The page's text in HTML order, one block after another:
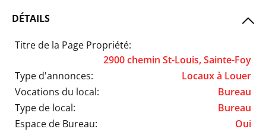
DÉTAILS
Titre de la Page Propriété:
2900 chemin St-Louis, Sainte-Foy
Type d'annonces:
Locaux à Louer
Vocations du local:
Bureau
Type de local:
Bureau
Espace de Bureau:
Oui